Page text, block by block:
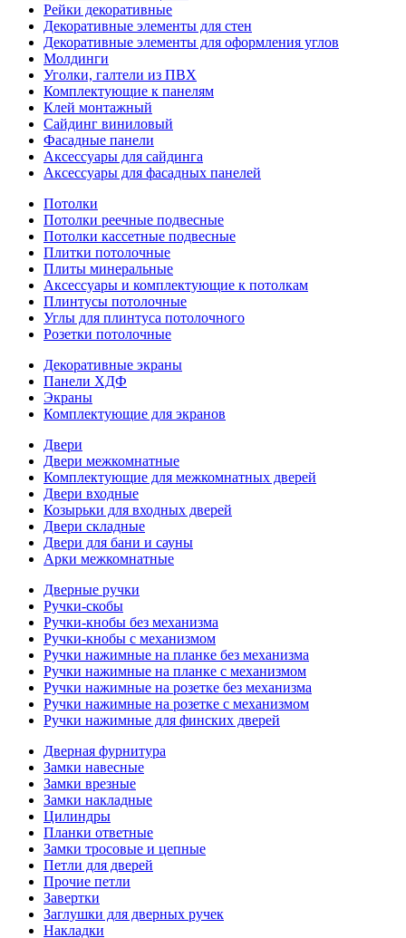
Рейки декоративные
Декоративные элементы для стен
Декоративные элементы для оформления углов
Молдинги
Уголки, галтели из ПВХ
Комплектующие к панелям
Клей монтажный
Сайдинг виниловый
Фасадные панели
Аксессуары для сайдинга
Аксессуары для фасадных панелей
Потолки
Потолки реечные подвесные
Потолки кассетные подвесные
Плитки потолочные
Плиты минеральные
Аксессуары и комплектующие к потолкам
Плинтусы потолочные
Углы для плинтуса потолочного
Розетки потолочные
Декоративные экраны
Панели ХДФ
Экраны
Комплектующие для экранов
Двери
Двери межкомнатные
Комплектующие для межкомнатных дверей
Двери входные
Козырьки для входных дверей
Двери складные
Двери для бани и сауны
Арки межкомнатные
Дверные ручки
Ручки-скобы
Ручки-кнобы без механизма
Ручки-кнобы с механизмом
Ручки нажимные на планке без механизма
Ручки нажимные на планке с механизмом
Ручки нажимные на розетке без механизма
Ручки нажимные на розетке с механизмом
Ручки нажимные для финских дверей
Дверная фурнитура
Замки навесные
Замки врезные
Замки накладные
Цилиндры
Планки ответные
Замки тросовые и цепные
Петли для дверей
Прочие петли
Завертки
Заглушки для дверных ручек
Накладки